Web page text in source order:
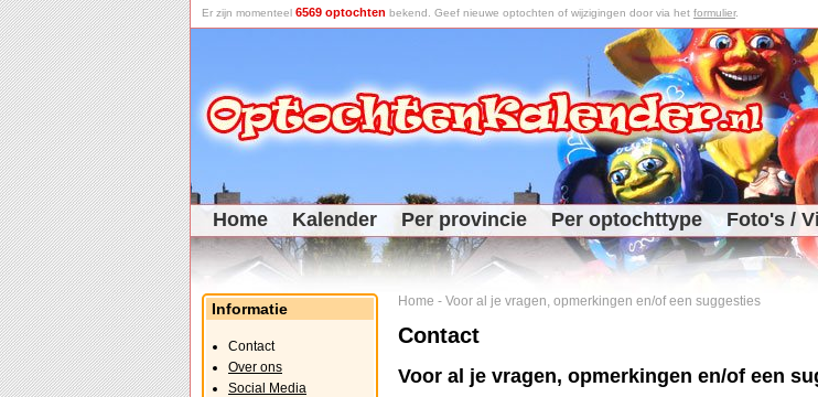
Er zijn momenteel 6569 optochten bekend. Geef nieuwe optochten of wijzigingen door via het formulier.
Home Kalender Per provincie Per optochttype Foto's /
Home - Voor al je vragen, opmerkingen en/of een suggesties
Contact
Voor al je vragen, opmerkingen en/of een
Informatie
Contact
Over ons
Social Media